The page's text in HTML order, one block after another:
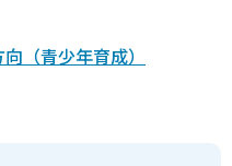
（青少年育成）